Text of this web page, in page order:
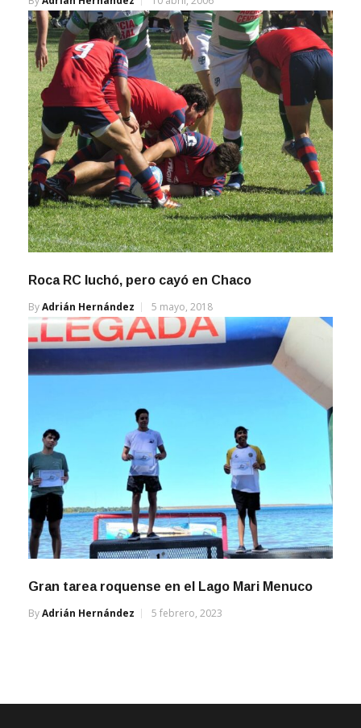
Roca RC luchó, pero cayó en Chaco
ByAdrián Hernández 5 mayo, 2018
Gran tarea roquense en el Lago Mari Menuco
ByAdrián Hernández 5 febrero, 2023